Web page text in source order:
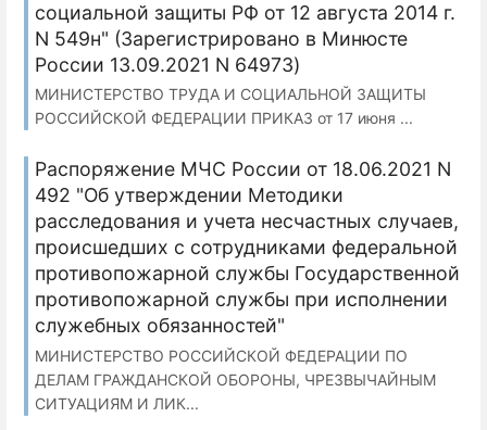
социальной защиты РФ от 12 августа 2014 г.
N 549н" (Зарегистрировано в Минюсте
России 13.09.2021 N 64973)
МИНИСТЕРСТВО ТРУДА И СОЦИАЛЬНОЙ ЗАЩИТЫ
РОССИЙСКОЙ ФЕДЕРАЦИИ ПРИКАЗ от 17 июня ...
Распоряжение МЧС России от 18.06.2021 N
492 "Об утверждении Методики
расследования и учета несчастных случаев,
происшедших с сотрудниками федеральной
противопожарной службы Государственной
противопожарной службы при исполнении
служебных обязанностей"
МИНИСТЕРСТВО РОССИЙСКОЙ ФЕДЕРАЦИИ ПО
ДЕЛАМ ГРАЖДАНСКОЙ ОБОРОНЫ, ЧРЕЗВЫЧАЙНЫМ
СИТУАЦИЯМ И ЛИК...